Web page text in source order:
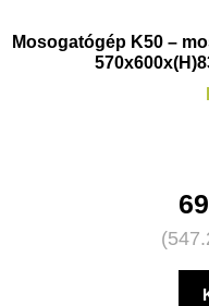
Mosogatógép K50 –
(